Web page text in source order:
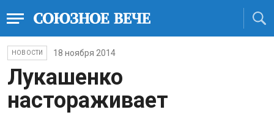
НОВОСТИ 18 ноября 2014
Лукашенко
настораживает